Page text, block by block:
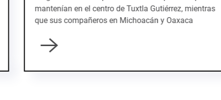
mantenían en el centro de Tuxtla Gutiérrez, mientras
que sus compañeros en Michoacán y Oaxaca